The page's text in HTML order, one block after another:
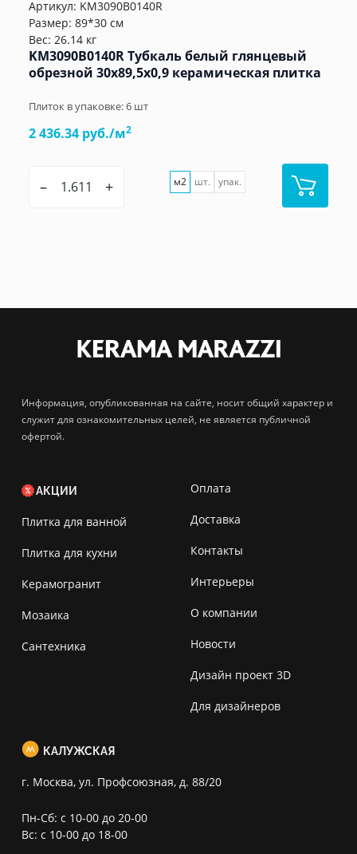
Артикул: KM3090B0140R
Размер: 89*30 см
Вес: 26.14 кг
KM3090B0140R Тубкаль белый глянцевый
обрезной 30x89,5x0,9 керамическая плитка
Плиток в упаковке:6 шт
2 436.34 руб./м2
– + м2 шт. упак.
Информация, опубликованная на сайте, носит общий характер и
служит для ознакомительных целей, не является публичной
офертой.
АКЦИИ
Плитка для ванной
Плитка для кухни
Керамогранит
Мозаика
Сантехника
Оплата
Доставка
Контакты
Интерьеры
О компании
Новости
Дизайн проект 3D
Для дизайнеров
КАЛУЖСКАЯ
г. Москва, ул. Профсоюзная, д. 88/20
Пн-Сб: с 10-00 до 20-00
Вс: с 10-00 до 18-00